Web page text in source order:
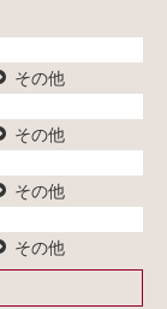
その他
その他
その他
その他